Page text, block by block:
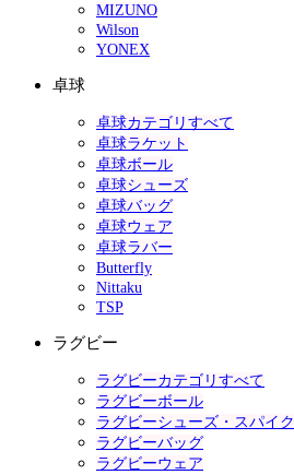
MIZUNO
Wilson
YONEX
卓球
卓球カテゴリすべて
卓球ラケット
卓球ボール
卓球シューズ
卓球バッグ
卓球ウェア
卓球ラバー
Butterfly
Nittaku
TSP
ラグビー
ラグビーカテゴリすべて
ラグビーボール
ラグビーシューズ・スパイク
ラグビーバッグ
ラグビーウェア